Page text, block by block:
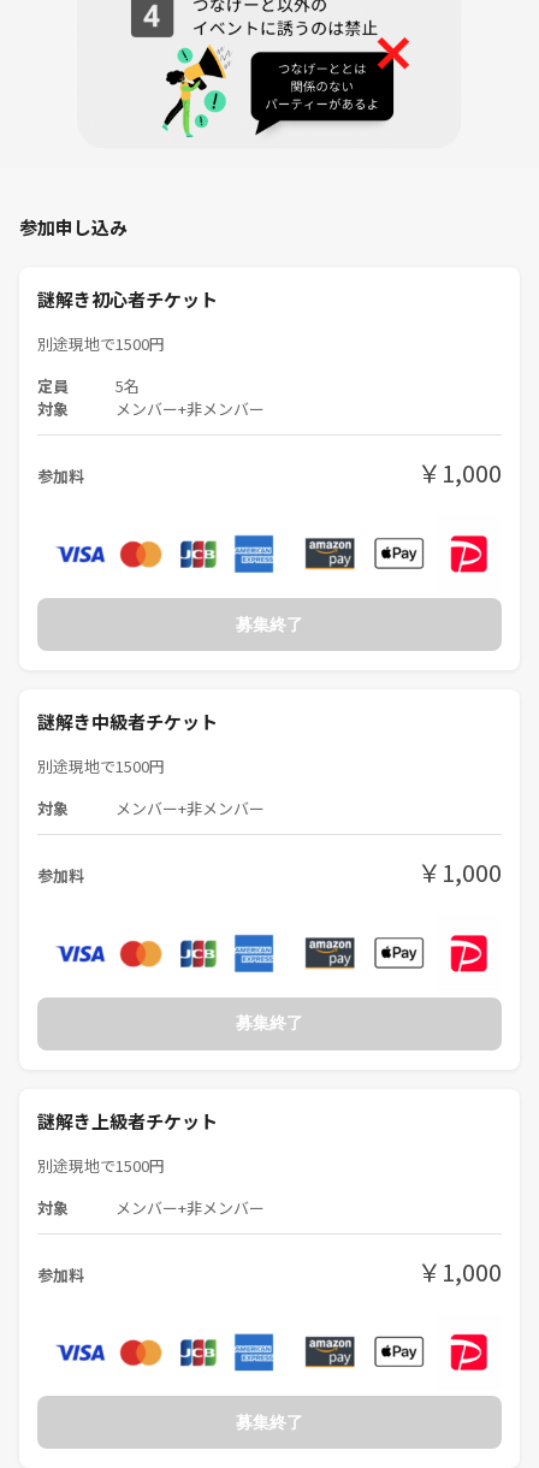
謎解き終了後は残り時間によってボドゲまたは少人数マダミスをやりま
今までのイベントでは追加で謎を解いたり
ボードゲームで罰ゲーム☠️をかけた
グループ対抗戦型itoで大盛り上がりました🎉
嫌な人は飲まなくてOK！
飲みたい人はご自由に🫲
場所は最大27着席可能な部屋！
エレベーター🛗あります！
人数によっては軽食準備します！
マック🍔＋ポテナゲ特大🍟
主催者はお酒が好きなので
角ハイボールか翠JINソーダは
お酒の持ち込み自由です！乾杯しましょう🍻
💸💸💸💸 💸💸💸💸 💸💸💸💸
記念すべき10回目のためつなげーとの方は現地で1500円のお支払いをお
利益ほぼ0です🥺
す🥺
主催したてホヤホヤ🔨🥀で至らない点が多いかとは思いますが楽しい
◆2025年11月 雪の謎「ReNostalgia」
卒業式の前日、クラスメイトの理乃がぼくの卒業アルバムに書き込ん
「来年の卒業式の日に、学校集合！二人でまた遊ぼう！ 約束だよ！」
あれから一年が経ち、その「約束」の日がやってきた。
参加申し込み
謎解き初心者チケット
別途現地で1500円
定員 5名
対象 メンバー+非メンバー
参加料 ￥1,000
募集終了
謎解き中級者チケット
別途現地で1500円
対象 メンバー+非メンバー
参加料 ￥1,000
募集終了
謎解き上級者チケット
別途現地で1500円
対象 メンバー+非メンバー
参加料 ￥1,000
募集終了